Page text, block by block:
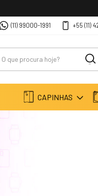
(11) 99000-1991 +55 (11)
CAPINHAS